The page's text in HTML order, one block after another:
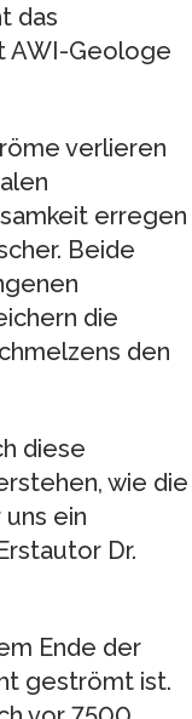
das
AWI-Geologe
verlieren
erregen
Beide
die
den
diese
wie die
ein
Dr.
Ende der
geströmt ist.